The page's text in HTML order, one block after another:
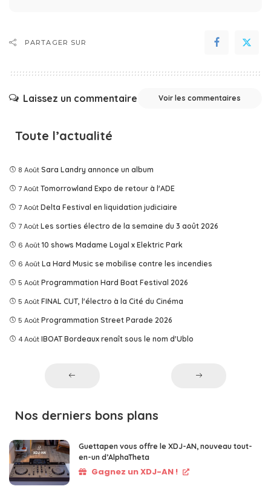
PARTAGER SUR
Laissez un commentaire Voir les commentaires
Toute l’actualité
8 Août Sara Landry annonce un album
7 Août Tomorrowland Expo de retour à l'ADE
7 Août Delta Festival en liquidation judiciaire
7 Août Les sorties électro de la semaine du 3 août 2026
6 Août 10 shows Madame Loyal x Elektric Park
6 Août La Hard Music se mobilise contre les incendies
5 Août Programmation Hard Boat Festival 2026
5 Août FINAL CUT, l'électro à la Cité du Cinéma
5 Août Programmation Street Parade 2026
4 Août IBOAT Bordeaux renaît sous le nom d'Ublo
Nos derniers bons plans
Guettapen vous offre le XDJ-AN, nouveau tout-
en-un d’AlphaTheta
Gagnez un XDJ-AN !